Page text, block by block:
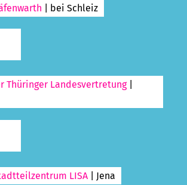
| bei Schleiz
Thüringer Landesvertretung|
LISA | Jena